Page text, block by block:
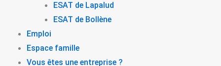
ESAT de Lapalud
ESAT de Bollène
Emploi
Espace famille
Vous êtes une entreprise ?